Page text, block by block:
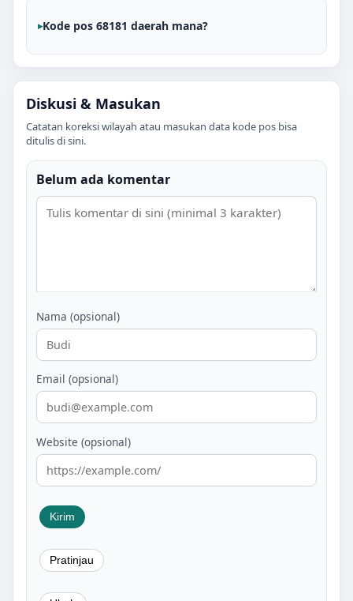
Kode pos 68181 daerah mana?
Diskusi & Masukan
Catatan koreksi wilayah atau masukan data kode pos bisa
ditulis di sini.
Belum ada komentar
Nama (opsional)
Email (opsional)
Website (opsional)